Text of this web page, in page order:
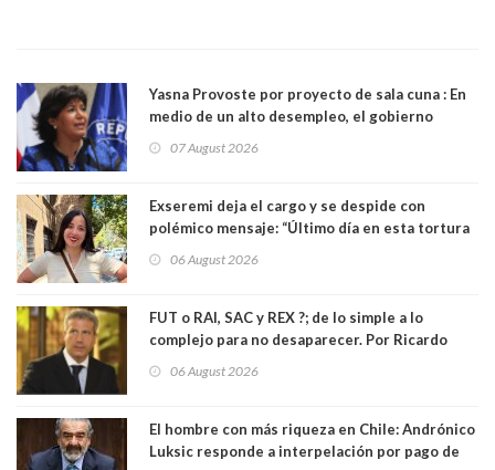
Yasna Provoste por proyecto de sala cuna : En
medio de un alto desempleo, el gobierno
07 August 2026
Exseremi deja el cargo y se despide con
polémico mensaje: “Último día en esta tortura
06 August 2026
FUT o RAI, SAC y REX ?; de lo simple a lo
complejo para no desaparecer. Por Ricardo
06 August 2026
El hombre con más riqueza en Chile: Andrónico
Luksic responde a interpelación por pago de